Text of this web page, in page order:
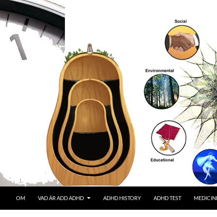
OM VAD ÄR ADD ADHD ADHD HISTORY ADHD TEST